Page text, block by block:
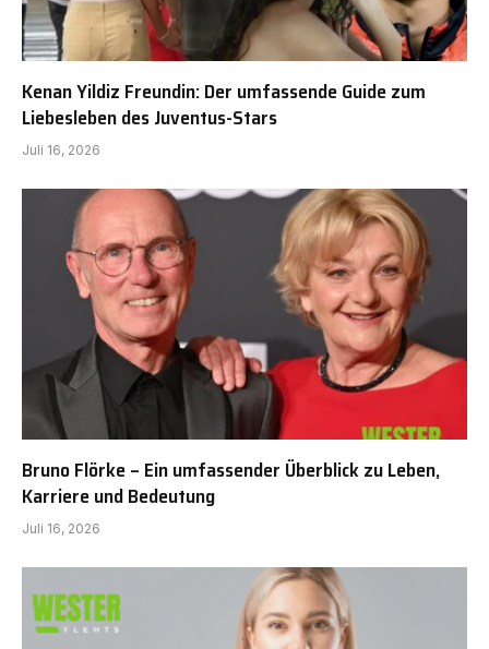
Kenan Yildiz Freundin: Der umfassende Guide zum
Liebesleben des Juventus-Stars
Juli 16, 2026
Bruno Flörke – Ein umfassender Überblick zu Leben,
Karriere und Bedeutung
Juli 16, 2026